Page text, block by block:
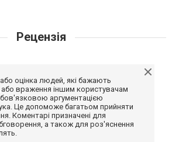
Рецензія
оцінка людей, які бажають
враження іншим користувачам
аргументацією
Це допоможе багатьом прийняти
Коментарі призначені для
а також для роз'яснення